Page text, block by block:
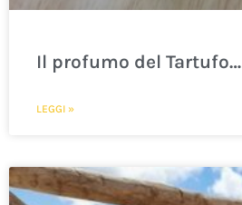
Il profumo del Tartufo…
LEGGI »